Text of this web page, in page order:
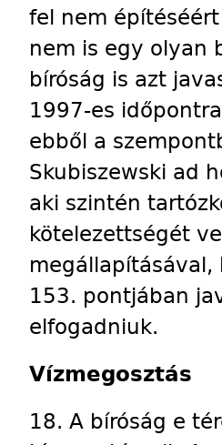
fel nem
nem is egy olyan
bíróság is azt
1997-es
ebből a
Skubiszewski ad
aki szintén
kötelezettségét
153. pontjában
elfogadniuk.
Vízmegosztás
18. A bíróság e